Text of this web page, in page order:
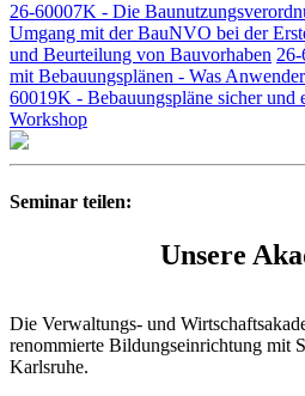
26-60007K - Die
Umgang mit der BauNVO bei der
und Beurteilung von Bauvorhaben
mit Bebauungsplänen - Was
60019K - Bebauungspläne sicher und
Workshop
Seminar teilen:
Unsere
Die Verwaltungs- und
renommierte Bildungseinrichtung mit
Karlsruhe.